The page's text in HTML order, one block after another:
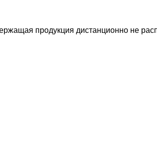
продукция дистанционно не